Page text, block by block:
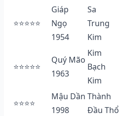
⭐⭐⭐⭐⭐
Giáp
Ngọ
1954
Sa
Trung
Kim
⭐⭐⭐⭐⭐
Quý Mão
1963
Kim
Bạch
Kim
⭐⭐⭐⭐
Mậu Dần
1998
Thành
Đầu Thổ